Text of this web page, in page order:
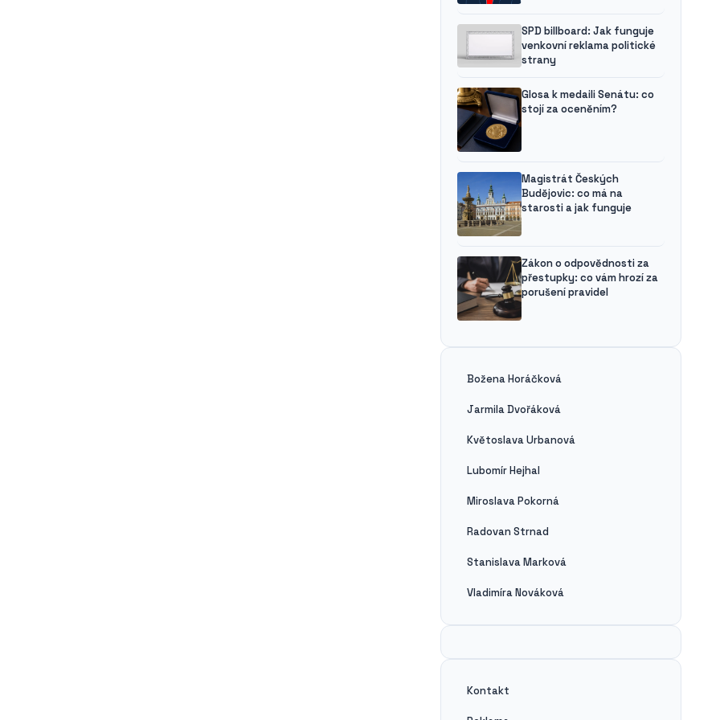
SPD billboard: Jak funguje
venkovní reklama politické
strany
Glosa k medaili Senátu: co
stojí za oceněním?
Magistrát Českých
Budějovic: co má na
starosti a jak funguje
Zákon o odpovědnosti za
přestupky: co vám hrozí za
porušení pravidel
Božena Horáčková
Jarmila Dvořáková
Květoslava Urbanová
Lubomír Hejhal
Miroslava Pokorná
Radovan Strnad
Stanislava Marková
Vladimíra Nováková
Kontakt